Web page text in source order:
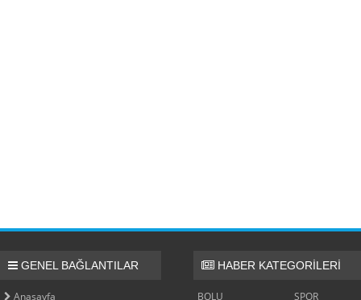
GENEL BAĞLANTILAR
Anasayfa
HABER KATEGORİLERİ
BOLU
SPOR